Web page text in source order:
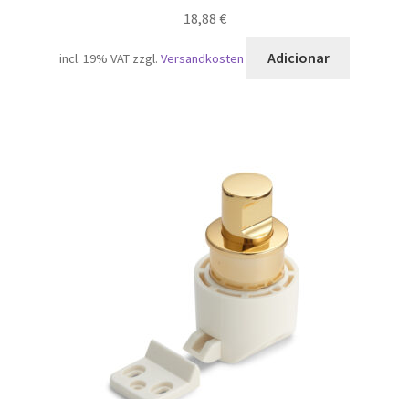
18,88 €
incl. 19% VAT zzgl. Versandkosten Adicionar